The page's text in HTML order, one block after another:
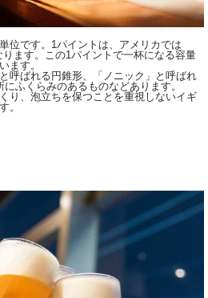
位です。1パイントは、アメリカでは
ます。この1パイントで一杯になる容量
ます。
呼ばれる円錐形、「ノニック」と呼ばれ
ふくらみのあるものなどあります。
り、泡立ちを保つことを重視しないイギ
。